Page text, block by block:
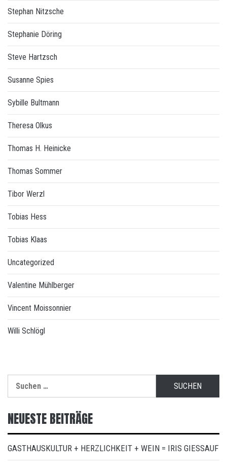
Stephan Nitzsche
Stephanie Döring
Steve Hartzsch
Susanne Spies
Sybille Bultmann
Theresa Olkus
Thomas H. Heinicke
Thomas Sommer
Tibor Werzl
Tobias Hess
Tobias Klaas
Uncategorized
Valentine Mühlberger
Vincent Moissonnier
Willi Schlögl
nach:
NEUESTE BEITRÄGE
GASTHAUSKULTUR + HERZLICHKEIT + WEIN = IRIS GIESSAUF